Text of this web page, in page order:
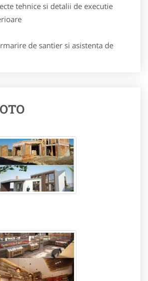
tehnice si detalii de executie
de santier si asistenta de